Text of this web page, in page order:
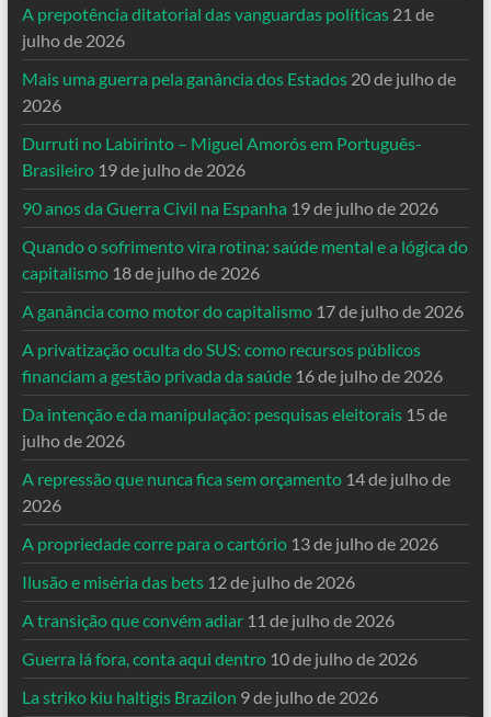
A prepotência ditatorial das vanguardas políticas 21 de
julho de 2026
Mais uma guerra pela ganância dos Estados 20 de julho de
2026
Durruti no Labirinto – Miguel Amorós em Português-
Brasileiro 19 de julho de 2026
90 anos da Guerra Civil na Espanha 19 de julho de 2026
Quando o sofrimento vira rotina: saúde mental e a lógica do
capitalismo 18 de julho de 2026
A ganância como motor do capitalismo 17 de julho de 2026
A privatização oculta do SUS: como recursos públicos
financiam a gestão privada da saúde 16 de julho de 2026
Da intenção e da manipulação: pesquisas eleitorais 15 de
julho de 2026
A repressão que nunca fica sem orçamento 14 de julho de
2026
A propriedade corre para o cartório 13 de julho de 2026
Ilusão e miséria das bets 12 de julho de 2026
A transição que convém adiar 11 de julho de 2026
Guerra lá fora, conta aqui dentro 10 de julho de 2026
La striko kiu haltigis Brazilon 9 de julho de 2026